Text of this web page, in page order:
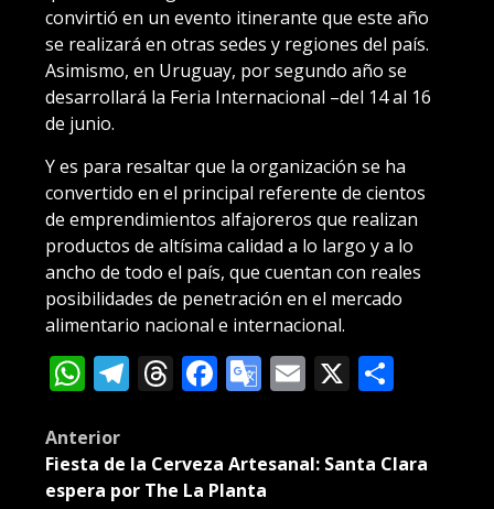
convirtió en un evento itinerante que este año
se realizará en otras sedes y regiones del país.
Asimismo, en Uruguay, por segundo año se
desarrollará la Feria Internacional –del 14 al 16
de junio.
Y es para resaltar que la organización se ha
convertido en el principal referente de cientos
de emprendimientos alfajoreros que realizan
productos de altísima calidad a lo largo y a lo
ancho de todo el país, que cuentan con reales
posibilidades de penetración en el mercado
alimentario nacional e internacional.
WhatsApp
Telegram
Threads
Facebook
Google
Email
X
Post
navigation
Anterior
Fiesta de la Cerveza Artesanal: Santa Clara
espera por The La Planta